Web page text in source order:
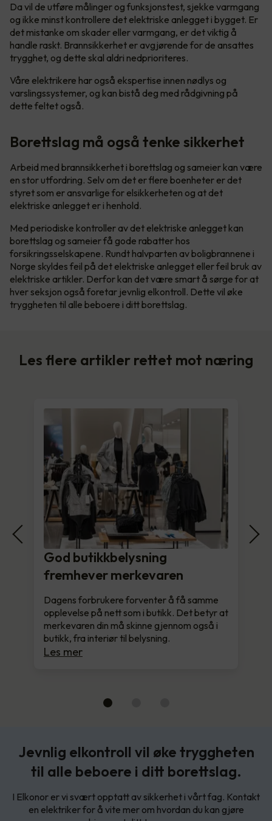
Da vil de utføre målinger og funksjonstest, sjekke varmgang
og ikke minst kontrollere det elektriske anlegget i bygget. Er
det mistanke om skader eller varmgang, er det viktig å
handle raskt. Brannsikkerhet er avgjørende for de ansattes
trygghet, og dette skal aldri nedprioriteres.
Våre elektrikere har også ekspertise innen nødlys og
varslingssystemer, og kan bistå deg med rådgivning på
dette feltet også.
Borettslag må også tenke sikkerhet
Arbeid med brannsikkerhet i borettslag og sameier kan være
en stor utfordring. Selv om det er flere boenheter er det
styret som er ansvarlige for elsikkerheten og at det
elektriske anlegget er i henhold.
Med periodiske kontroller av det elektriske anlegget kan
borettslag og sameier få gode rabatter hos
forsikringsselskapene. Rundt halvparten av boligbrannene i
Norge skyldes feil på det elektriske anlegget eller feil bruk av
elektriske artikler. Derfor kan det være smart å sørge for at
hver seksjon også foretar jevnlig elkontroll. Dette vil øke
tryggheten til alle beboere i ditt borettslag.
Les flere artikler rettet mot næring
God butikkbelysning
fremhever merkevaren
Dagens forbrukere forventer å få samme
opplevelse på nett som i butikk. Det betyr at
merkevaren din må skinne gjennom også i
butikk, fra interiør til belysning.
Les mer
Jevnlig elkontroll vil øke tryggheten
til alle beboere i ditt borettslag.
I Elkonor er vi svært opptatt av sikkerhet i vårt fag. Kontakt
en elektriker for å vite mer om hvordan du kan gjøre